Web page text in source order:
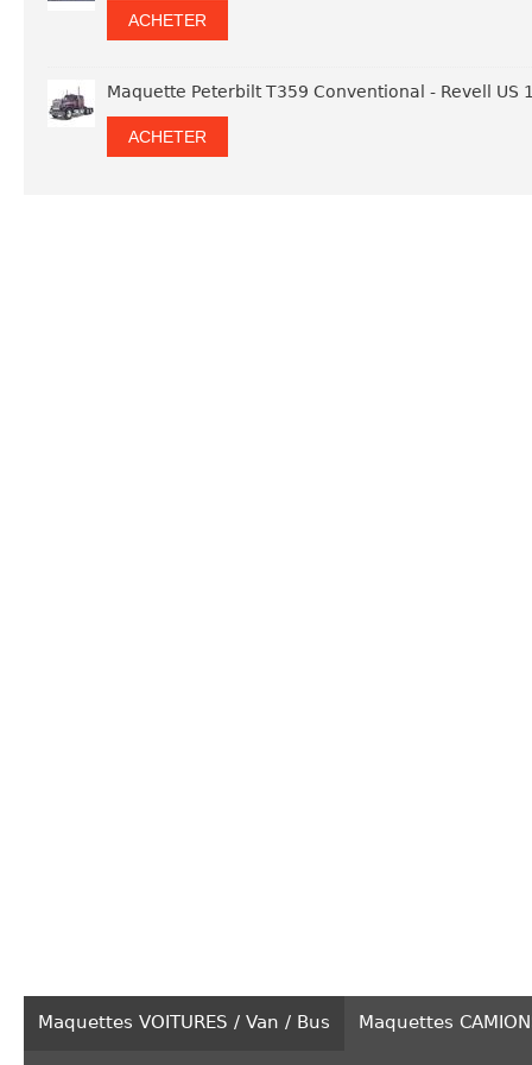
ACHETER
Maquette Peterbilt T359 Conventional - Revell US
ACHETER
Maquettes VOITURES / Van / Bus Maquettes